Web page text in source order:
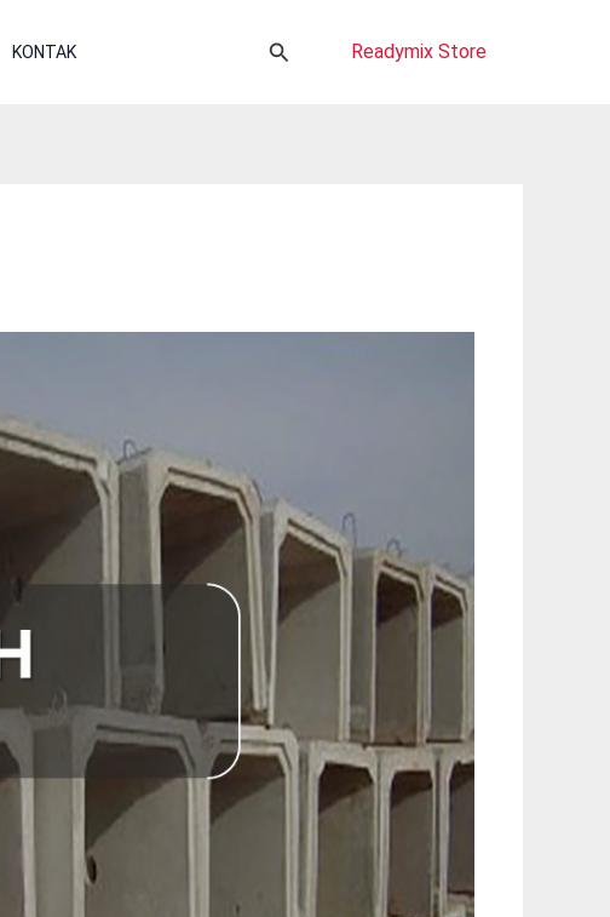
KONTAK Cari Readymix Store